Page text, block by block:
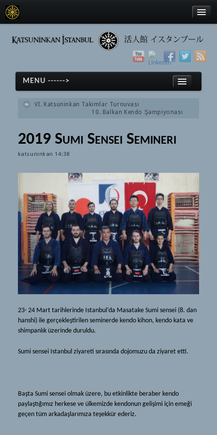
English
日本語
剣道
剣道
(Türkçe) Tarihçe
(Türkçe) Ekipmanlar
(Türkçe) Terimler
(Türkçe) Iaido ve Jodo
道場
活人館
(Türkçe) Hakkımızda
ニュース
ソース
(Türkçe) Bağlantılar
メンバーシップ
MENU ------>
Türkçe
ホーム
剣道
剣道
(Türkçe) Tarihçe
(Türkçe) Ekipmanlar
(Türkçe) Terimler
(Türkçe) Iaido ve Jodo
道場
活人館
ソース
(Türkçe) Dökümanlar
VI. Katsuninkan Takımlar Turnuvası
10. Balkan Kendo Şampiyonası
2019 Sumi Sensei Semineri
katsuninkan 14:38
23- 24 Mart tarihlerinde Istanbul’da Masatake Sumi sensei (8. dan
hanshi) ile gerçekleştirilen seminerde kendo kihon, kendo kata ve
shimpanlık üzerinde duruldu.
Sumi sensei Istanbul ziyareti sırasında dojomuzu da ziyaret etti.
Başta Sumi sensei olmak üzere, bu etkinlikte beraber kendo
paylaştığımız herkese ve ülkemizde kendonun gelişimi için emeği
geçen tüm arkadaşlarımıza teşekkür ederiz.